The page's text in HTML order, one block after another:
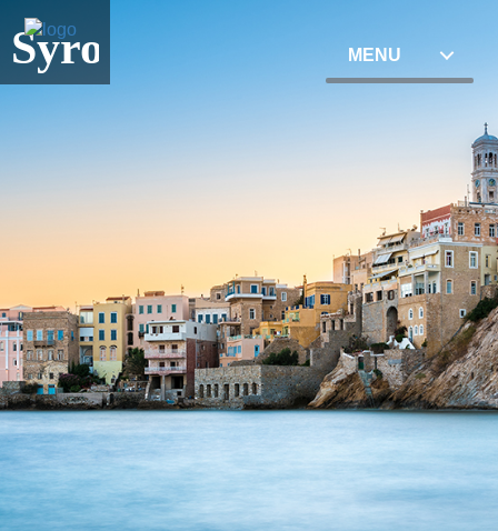
MENU
Syros